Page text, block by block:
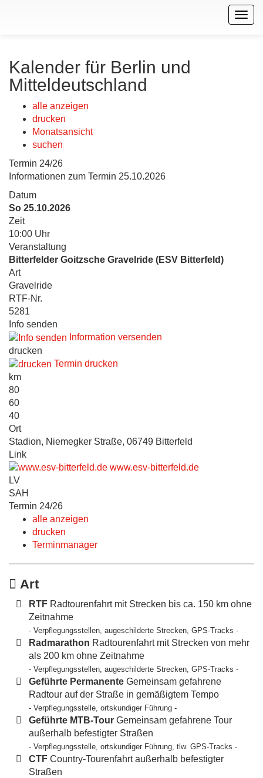
Kalender für Berlin und
Mitteldeutschland
alle anzeigen
drucken
Monatsansicht
suchen
Termin 24/26
Informationen zum Termin 25.10.2026
Datum
So 25.10.2026
Zeit
10:00 Uhr
Veranstaltung
Bitterfelder Goitzsche Gravelride (ESV Bitterfeld)
Art
Gravelride
RTF-Nr.
5281
Info senden
Information versenden
drucken
Termin drucken
km
80
60
40
Ort
Stadion, Niemegker Straße, 06749 Bitterfeld
Link
www.esv-bitterfeld.de
LV
SAH
Termin 24/26
alle anzeigen
drucken
Terminmanager
Art
RTF Radtourenfahrt mit Strecken bis ca. 150 km ohne
Zeitnahme
- Verpflegungsstellen, augeschilderte Strecken, GPS-Tracks -
Radmarathon Radtourenfahrt mit Strecken von mehr
als 200 km ohne Zeitnahme
- Verpflegungsstellen, augeschilderte Strecken, GPS-Tracks -
Geführte Permanente Gemeinsam gefahrene
Radtour auf der Straße in gemäßigtem Tempo
- Verpflegungsstelle, ortskundiger Führung -
Geführte MTB-Tour Gemeinsam gefahrene Tour
außerhalb befestigter Straßen
- Verpflegungsstelle, ortskundiger Führung, tlw. GPS-Tracks -
CTF Country-Tourenfahrt außerhalb befestigter
Straßen